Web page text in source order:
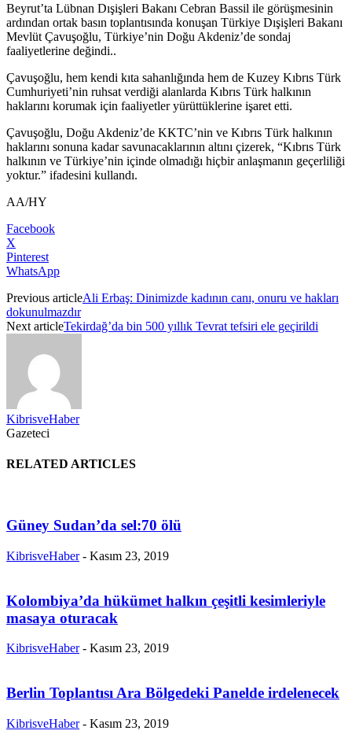
Beyrut’ta Lübnan Dışişleri Bakanı Cebran Bassil ile görüşmesinin
ardından ortak basın toplantısında konuşan Türkiye Dışişleri Bakanı
Mevlüt Çavuşoğlu, Türkiye’nin Doğu Akdeniz’de sondaj
faaliyetlerine değindi..
Çavuşoğlu, hem kendi kıta sahanlığında hem de Kuzey Kıbrıs Türk
Cumhuriyeti’nin ruhsat verdiği alanlarda Kıbrıs Türk halkının
haklarını korumak için faaliyetler yürüttüklerine işaret etti.
Çavuşoğlu, Doğu Akdeniz’de KKTC’nin ve Kıbrıs Türk halkının
haklarını sonuna kadar savunacaklarının altını çizerek, “Kıbrıs Türk
halkının ve Türkiye’nin içinde olmadığı hiçbir anlaşmanın geçerliliği
yoktur.” ifadesini kullandı.
AA/HY
Facebook
X
Pinterest
WhatsApp
Previous articleAli Erbaş: Dinimizde kadının canı, onuru ve hakları
dokunulmazdır
Next articleTekirdağ’da bin 500 yıllık Tevrat tefsiri ele geçirildi
KibrisveHaber
Gazeteci
RELATED ARTICLES
Güney Sudan’da sel:70 ölü
KibrisveHaber - Kasım 23, 2019
Kolombiya’da hükümet halkın çeşitli kesimleriyle
masaya oturacak
KibrisveHaber - Kasım 23, 2019
Berlin Toplantısı Ara Bölgedeki Panelde irdelenecek
KibrisveHaber - Kasım 23, 2019